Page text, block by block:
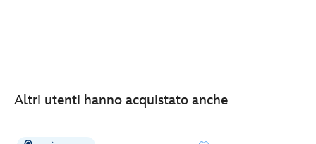
Altri utenti hanno acquistato anche